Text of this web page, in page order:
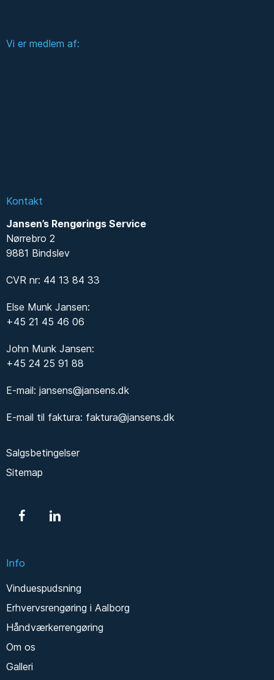
Vi er medlem af:
Kontakt
Jansen’s Rengørings Service
Nørrebro 2
9881 Bindslev
CVR nr: 44 13 84 33
Else Munk Jansen:
+45 21 45 46 06
John Munk Jansen:
+45 24 25 91 88
E-mail: jansens@jansens.dk
E-mail til faktura: faktura@jansens.dk
Salgsbetingelser
Sitemap
Info
Vinduespudsning
Erhvervsrengøring i Aalborg
Håndværkerrengøring
Om os
Galleri